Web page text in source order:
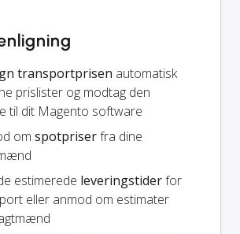
transportprisen automatisk
prislister og modtag den
til dit Magento software
om spotpriserfra dine
estimerede leveringstiderfor
eller anmod om estimater